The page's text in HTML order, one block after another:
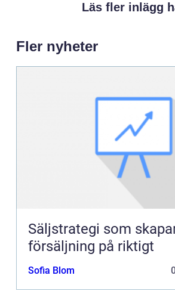
Läs fler inlägg
Fler nyheter
Säljstrategi som
försäljning på riktigt
Sofia Blom